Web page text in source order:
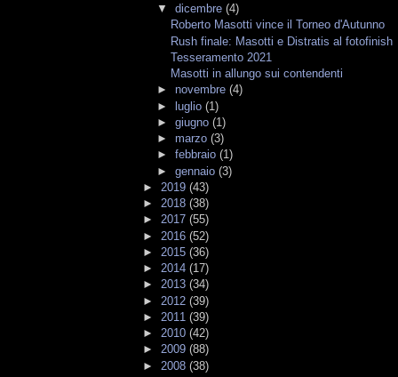
▼ dicembre (4)
Roberto Masotti vince il Torneo d'Autunno
Rush finale: Masotti e Distratis al fotofinish
Tesseramento 2021
Masotti in allungo sui contendenti
► novembre (4)
► luglio (1)
► giugno (1)
► marzo (3)
► febbraio (1)
► gennaio (3)
► 2019 (43)
► 2018 (38)
► 2017 (55)
► 2016 (52)
► 2015 (36)
► 2014 (17)
► 2013 (34)
► 2012 (39)
► 2011 (39)
► 2010 (42)
► 2009 (88)
► 2008 (38)